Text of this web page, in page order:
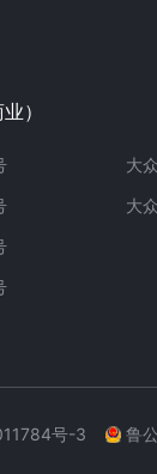
）
大
大
号-3 鲁